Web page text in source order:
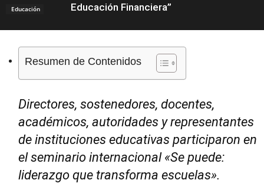
Educación
Educación Financiera”
Resumen de Contenidos
Directores, sostenedores, docentes,
académicos, autoridades y representantes
de instituciones educativas participaron en
el seminario internacional «Se puede:
liderazgo que transforma escuelas».